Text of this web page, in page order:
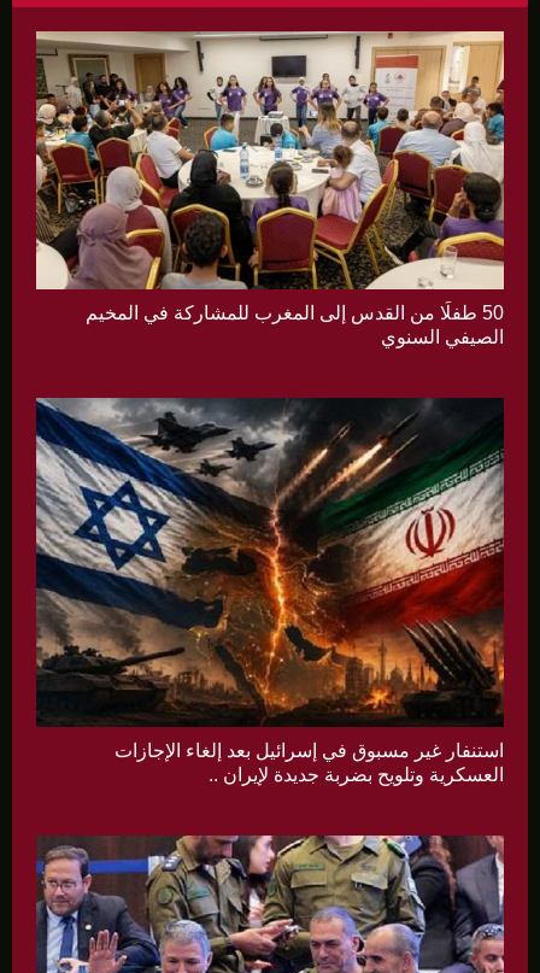
50 طفلًا من القدس إلى المغرب للمشاركة في المخيم
الصيفي السنوي
استنفار غير مسبوق في إسرائيل بعد إلغاء الإجازات
العسكرية وتلويح بضربة جديدة لإيران ..